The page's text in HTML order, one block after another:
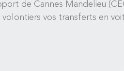
de Cannes Mandelieu
vos transferts en